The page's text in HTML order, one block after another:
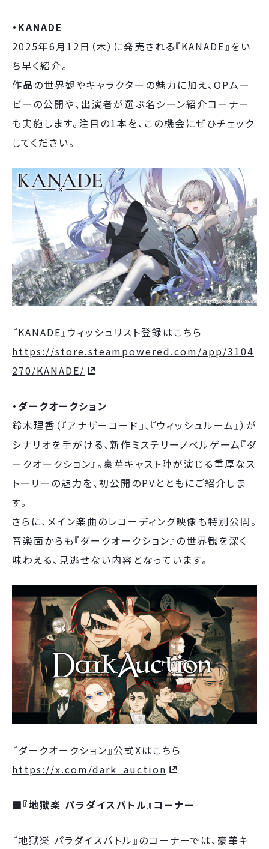
・KANADE
2025年6月12日（木）に発売される『KANADE』をい
ち早く紹介。
作品の世界観やキャラクターの魅力に加え、OPムー
ビーの公開や、出演者が選ぶ名シーン紹介コーナー
も実施します。注目の1本を、この機会にぜひチェック
してください。
『KANADE』ウィッシュリスト登録はこちら
https://store.steampowered.com/app/3104
270/KANADE/
・ダークオークション
鈴木理香（『アナザーコード』、『ウィッシュルーム』）が
シナリオを手がける、新作ミステリーノベルゲーム『ダ
ークオークション』。豪華キャスト陣が演じる重厚なス
トーリーの魅力を、初公開のPVとともにご紹介しま
す。
さらに、メイン楽曲のレコーディング映像も特別公開。
音楽面からも『ダークオークション』の世界観を深く
味わえる、見逃せない内容となっています。
『ダークオークション』公式Xはこちら
https://x.com/dark_auction
■『地獄楽 パラダイスバトル』コーナー
『地獄楽 パラダイスバトル』のコーナーでは、豪華キ